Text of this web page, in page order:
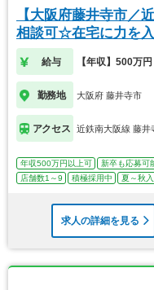
【大阪府藤井寺市／
相談可☆在宅に力を
給与 【年収】500万
勤務地 大阪府 藤井寺市
アクセス 近鉄南大阪線 藤井
年収500万円以上可 新卒も応募可
店舗数1～9
積極採用中 夏～秋
求人の詳細を見る